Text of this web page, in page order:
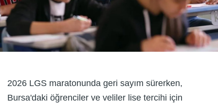
2026 LGS maratonunda geri sayım sürerken,
Bursa'daki öğrenciler ve veliler lise tercihi için